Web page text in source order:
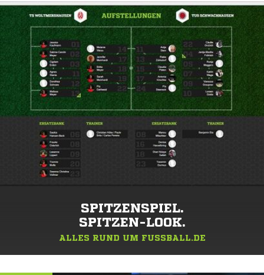
SPITZENSPIEL.
SPITZEN-LOOK.
ALLES RUND UM FUSSBALL.DE